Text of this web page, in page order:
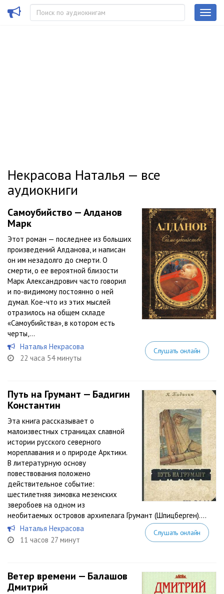
Некрасова Наталья — все
аудиокниги
Самоубийство — Алданов
Марк
Этот роман — последнее из больших
произведений Алданова, и написан
он им незадолго до смерти. О
смерти, о ее вероятной близости
Марк Александрович часто говорил
и по-видимому постоянно о ней
думал. Кое-что из этих мыслей
отразилось на общем складе
«Самоубийства», в котором есть
черты,...
Наталья Некрасова
22 часа 54 минуты
Слушать онлайн
Путь на Грумант — Бадигин
Константин
Эта книга рассказывает о
малоизвестных страницах славной
истории русского северного
мореплавания и о природе Арктики.
В литературную основу
повествования положено
действительное событие:
шестилетняя зимовка мезенских
зверобоев на одном из
необитаемых островов архипелага Грумант (Шпицберген)....
Наталья Некрасова
11 часов 27 минут
Слушать онлайн
Ветер времени — Балашов
Дмитрий